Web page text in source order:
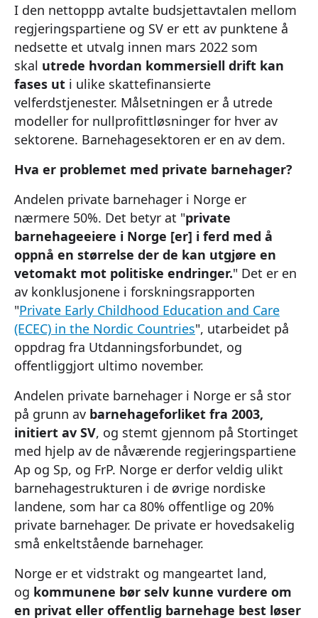
I den nettoppp avtalte budsjettavtalen mellom
regjeringspartiene og SV er ett av punktene å
nedsette et utvalg innen mars 2022 som
skal utrede hvordan kommersiell drift kan
fases ut i ulike skattefinansierte
velferdstjenester. Målsetningen er å utrede
modeller for nullprofittløsninger for hver av
sektorene. Barnehagesektoren er en av dem.
Hva er problemet med private barnehager?
Andelen private barnehager i Norge er
nærmere 50%. Det betyr at "private
barnehageeiere i Norge [er] i ferd med å
oppnå en størrelse der de kan utgjøre en
vetomakt mot politiske endringer." Det er en
av konklusjonene i forskningsrapporten
"Private Early Childhood Education and Care
(ECEC) in the Nordic Countries", utarbeidet på
oppdrag fra Utdanningsforbundet, og
offentliggjort ultimo november.
Andelen private barnehager i Norge er så stor
på grunn av barnehageforliket fra 2003,
initiert av SV, og stemt gjennom på Stortinget
med hjelp av de nåværende regjeringspartiene
Ap og Sp, og FrP. Norge er derfor veldig ulikt
barnehagestrukturen i de øvrige nordiske
landene, som har ca 80% offentlige og 20%
private barnehager. De private er hovedsakelig
små enkeltstående barnehager.
Norge er et vidstrakt og mangeartet land,
og kommunene bør selv kunne vurdere om
en privat eller offentlig barnehage best løser